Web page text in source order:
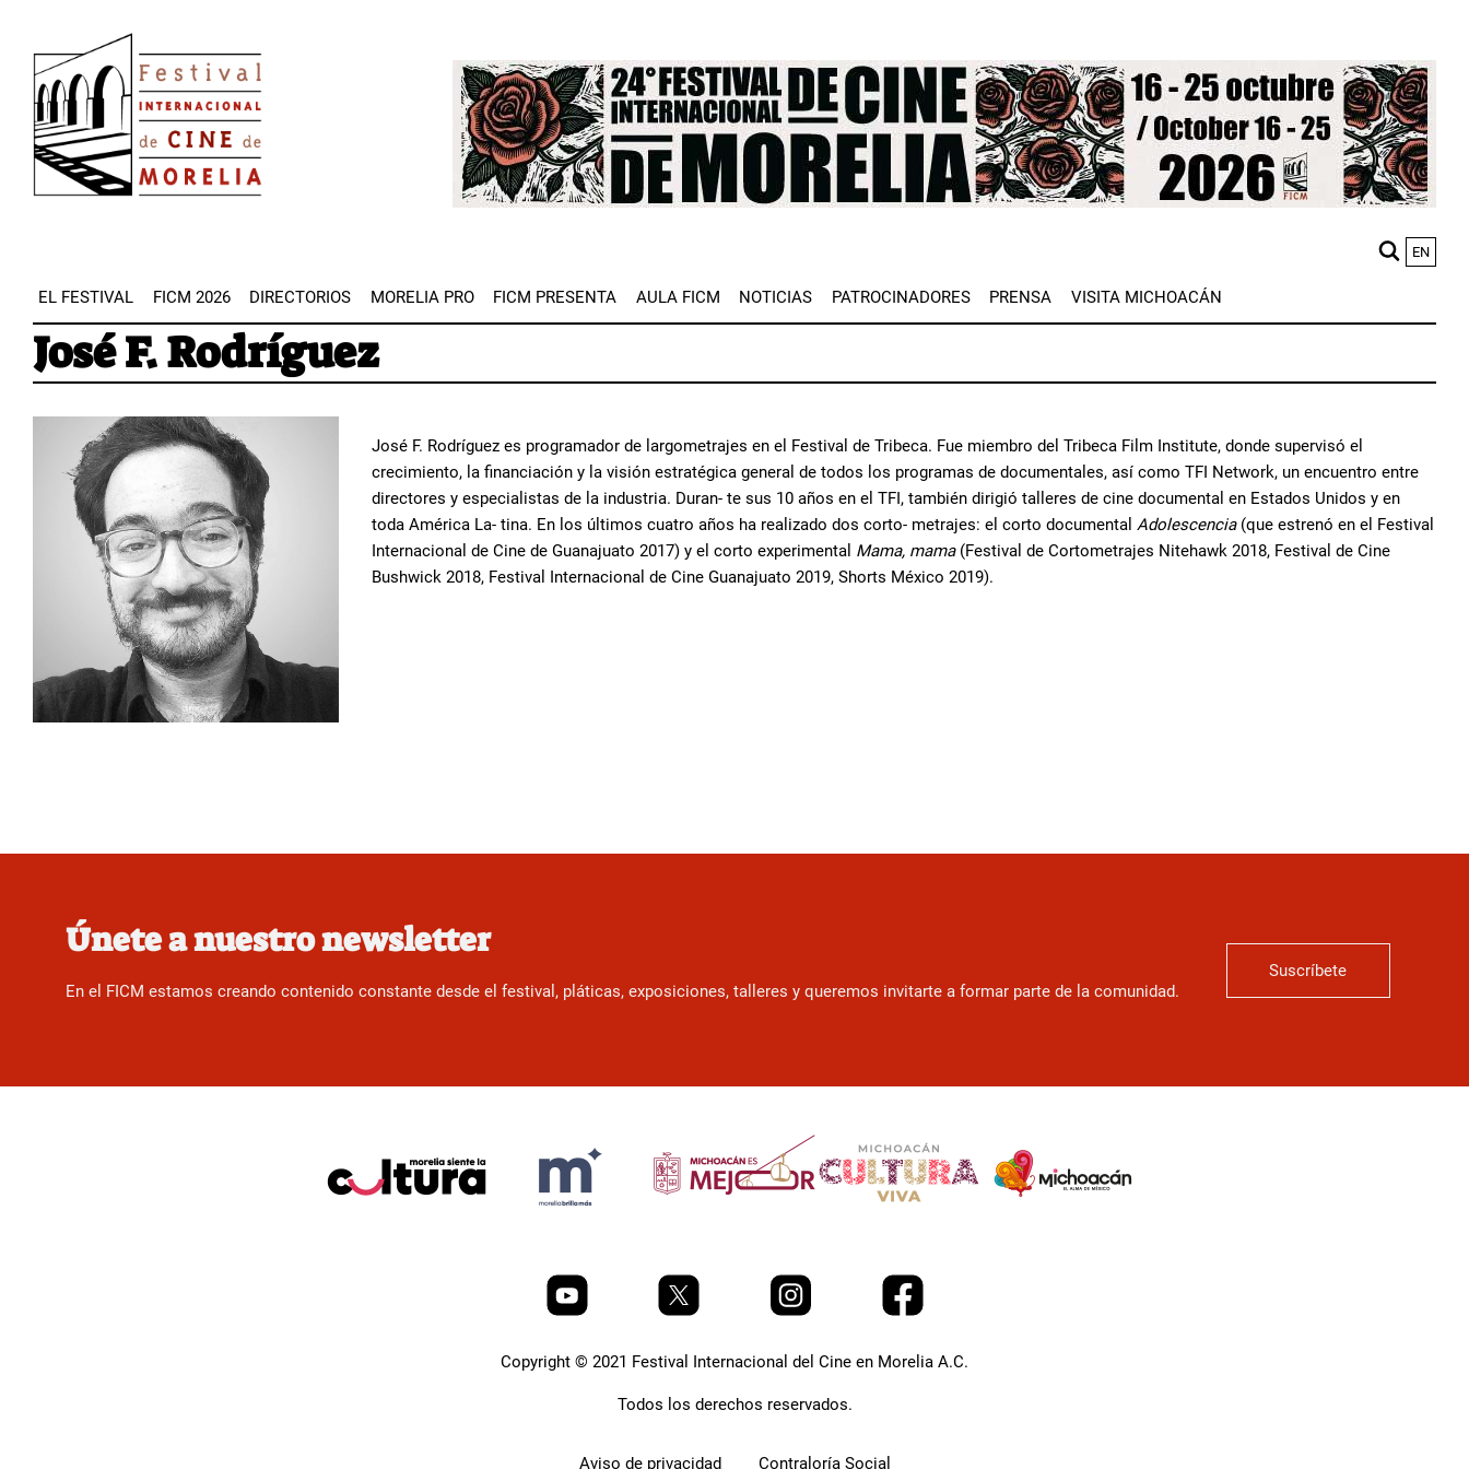
contenido
principal
Image
EN
EL FESTIVAL FICM 2026 DIRECTORIOS MORELIA PRO FICM PRESENTA AULA FICM NOTICIAS PATROCINADORES PRENSA VISITA MICHOACÁN
José F. Rodríguez
José F. Rodríguez es programador de largometrajes en el Festival de Tribeca. Fue miembro del Tribeca Film Institute, donde supervisó el
crecimiento, la financiación y la visión estratégica general de todos los programas de documentales, así como TFI Network, un encuentro entre
directores y especialistas de la industria. Duran- te sus 10 años en el TFI, también dirigió talleres de cine documental en Estados Unidos y en
toda América La- tina. En los últimos cuatro años ha realizado dos corto- metrajes: el corto documental Adolescencia (que estrenó en el Festival
Internacional de Cine de Guanajuato 2017) y el corto experimental Mama, mama (Festival de Cortometrajes Nitehawk 2018, Festival de Cine
Bushwick 2018, Festival Internacional de Cine Guanajuato 2019, Shorts México 2019).
Únete a nuestro newsletter
En el FICM estamos creando contenido constante desde el festival, pláticas, exposiciones, talleres y queremos invitarte a formar parte de la comunidad.
Suscríbete
Copyright © 2021 Festival Internacional del Cine en Morelia A.C.
Todos los derechos reservados.
Aviso de privacidad Contraloría Social